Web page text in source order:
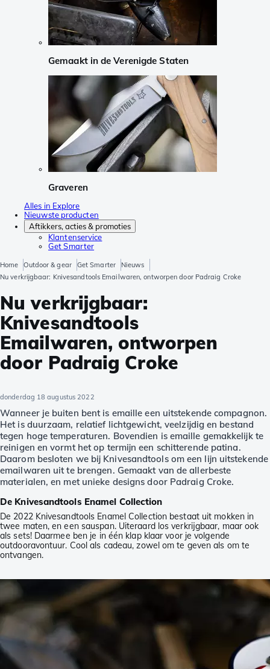
Gemaakt in de Verenigde Staten
Graveren
Alles in Explore
Nieuwste producten
Aftikkers, acties & promoties
Klantenservice
Get Smarter
Home Outdoor & gear Get Smarter
Nieuws
Nu verkrijgbaar: Knivesandtools Emailwaren, ontworpen door Padraig Croke
Nu verkrijgbaar:
Knivesandtools
Emailwaren, ontworpen
door Padraig Croke
donderdag 18 augustus 2022
Wanneer je buiten bent is emaille een uitstekende compagnon.
Het is duurzaam, relatief lichtgewicht, veelzijdig en bestand
tegen hoge temperaturen. Bovendien is emaille gemakkelijk te
reinigen en vormt het op termijn een schitterende patina.
Daarom besloten we bij Knivesandtools om een lijn uitstekende
emailwaren uit te brengen. Gemaakt van de allerbeste
materialen, en met unieke designs door Padraig Croke.
De Knivesandtools Enamel Collection
De 2022 Knivesandtools Enamel Collection bestaat uit mokken in
twee maten, en een sauspan. Uiteraard los verkrijgbaar, maar ook
als sets! Daarmee ben je in één klap klaar voor je volgende
outdooravontuur. Cool als cadeau, zowel om te geven als om te
ontvangen.